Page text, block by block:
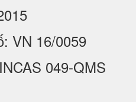
VN 16/0059
049-QMS